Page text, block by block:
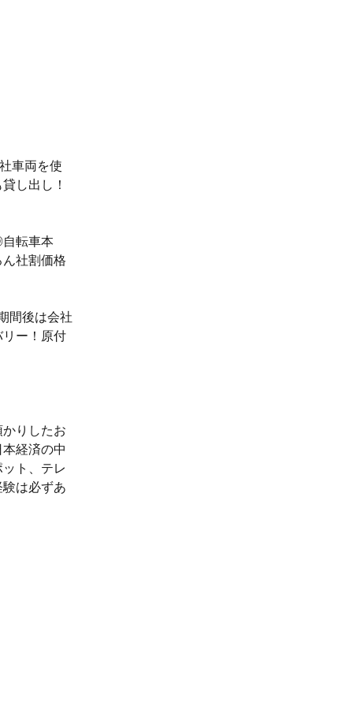
車両を使
し出し！
転車本
社割価格
間後は会社
ー！原付
りしたお
経済の中
ト、テレ
は必ずあ